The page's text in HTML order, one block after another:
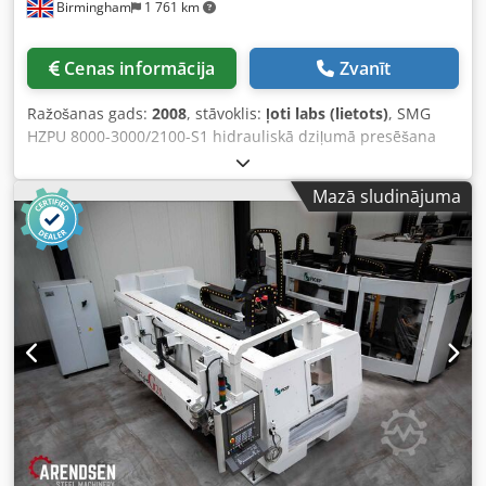
augsti kvalificēta servisa komanda trīs lokācijās Eiropā:
Birmingham 1 761 km
Cenas informācija Zvanīt
Ražošanas gads: 2008, stāvoklis: ļoti labs (lietots), SMG
HZPU 8000-3000/2100-S1 hidrauliskā dziļumā presēšana
prese Cjdpfx Aen Awd Relxjha Zīmols: SMG Tips: HZPU
8000-3000/2100-S1 Izgatavošanas gads: 1995 Apraksts: H
tipa hidrauliskā dziļumā presēšana prese Presēšanas
spēks: 800 tonnas Saspiešanas lauka izmērs: apm. 3 000 x
2 100 mm Iebūves augstums: max. 1 400 mm
Mazā sludinājuma